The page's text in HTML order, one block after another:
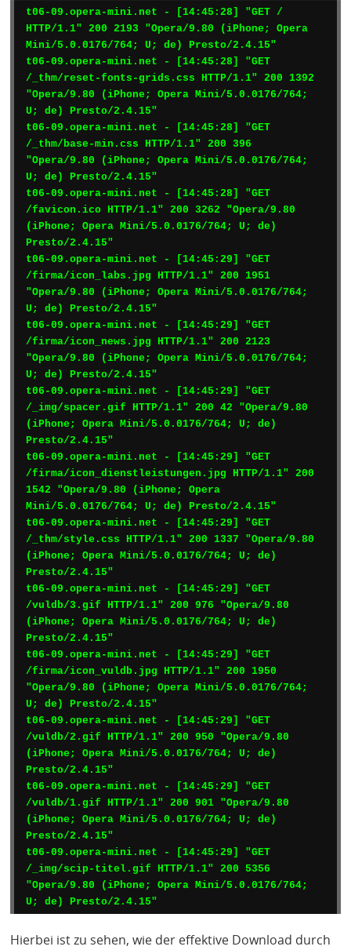
t06-09.opera-mini.net - [14:45:28] "GET /
HTTP/1.1" 200 2193 "Opera/9.80 (iPhone; Opera
Mini/5.0.0176/764; U; de) Presto/2.4.15"
t06-09.opera-mini.net - [14:45:28] "GET
/_thm/reset-fonts-grids.css HTTP/1.1" 200 1392
"Opera/9.80 (iPhone; Opera Mini/5.0.0176/764;
U; de) Presto/2.4.15"
t06-09.opera-mini.net - [14:45:28] "GET
/_thm/base-min.css HTTP/1.1" 200 396
"Opera/9.80 (iPhone; Opera Mini/5.0.0176/764;
U; de) Presto/2.4.15"
t06-09.opera-mini.net - [14:45:28] "GET
/favicon.ico HTTP/1.1" 200 3262 "Opera/9.80
(iPhone; Opera Mini/5.0.0176/764; U; de)
Presto/2.4.15"
t06-09.opera-mini.net - [14:45:29] "GET
/firma/icon_labs.jpg HTTP/1.1" 200 1951
"Opera/9.80 (iPhone; Opera Mini/5.0.0176/764;
U; de) Presto/2.4.15"
t06-09.opera-mini.net - [14:45:29] "GET
/firma/icon_news.jpg HTTP/1.1" 200 2123
"Opera/9.80 (iPhone; Opera Mini/5.0.0176/764;
U; de) Presto/2.4.15"
t06-09.opera-mini.net - [14:45:29] "GET
/_img/spacer.gif HTTP/1.1" 200 42 "Opera/9.80
(iPhone; Opera Mini/5.0.0176/764; U; de)
Presto/2.4.15"
t06-09.opera-mini.net - [14:45:29] "GET
/firma/icon_dienstleistungen.jpg HTTP/1.1" 200
1542 "Opera/9.80 (iPhone; Opera
Mini/5.0.0176/764; U; de) Presto/2.4.15"
t06-09.opera-mini.net - [14:45:29] "GET
/_thm/style.css HTTP/1.1" 200 1337 "Opera/9.80
(iPhone; Opera Mini/5.0.0176/764; U; de)
Presto/2.4.15"
t06-09.opera-mini.net - [14:45:29] "GET
/vuldb/3.gif HTTP/1.1" 200 976 "Opera/9.80
(iPhone; Opera Mini/5.0.0176/764; U; de)
Presto/2.4.15"
t06-09.opera-mini.net - [14:45:29] "GET
/firma/icon_vuldb.jpg HTTP/1.1" 200 1950
"Opera/9.80 (iPhone; Opera Mini/5.0.0176/764;
U; de) Presto/2.4.15"
t06-09.opera-mini.net - [14:45:29] "GET
/vuldb/2.gif HTTP/1.1" 200 950 "Opera/9.80
(iPhone; Opera Mini/5.0.0176/764; U; de)
Presto/2.4.15"
t06-09.opera-mini.net - [14:45:29] "GET
/vuldb/1.gif HTTP/1.1" 200 901 "Opera/9.80
(iPhone; Opera Mini/5.0.0176/764; U; de)
Presto/2.4.15"
t06-09.opera-mini.net - [14:45:29] "GET
/_img/scip-titel.gif HTTP/1.1" 200 5356
"Opera/9.80 (iPhone; Opera Mini/5.0.0176/764;
U; de) Presto/2.4.15"
Hierbei ist zu sehen, wie der effektive Download durch